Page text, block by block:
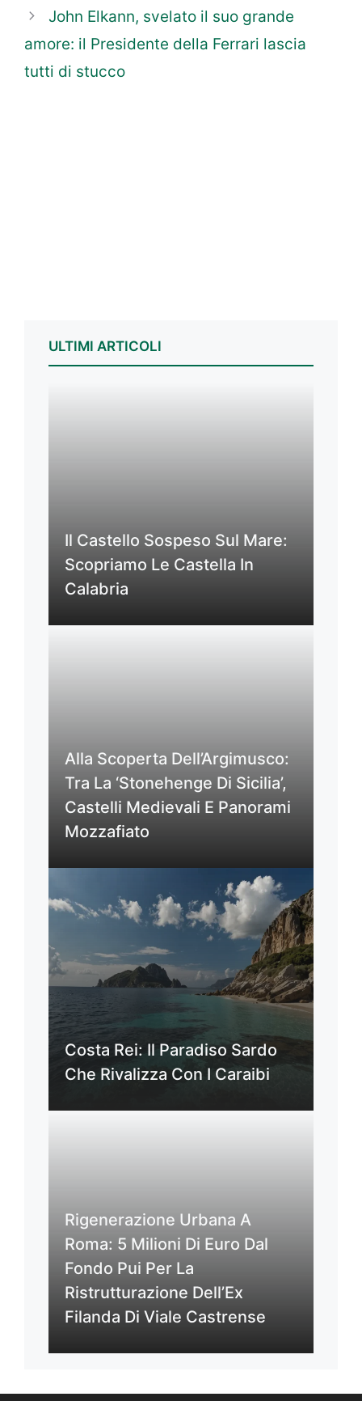
John Elkann, svelato il suo grande
amore: il Presidente della Ferrari lascia
tutti di stucco
ULTIMI ARTICOLI
Il Castello Sospeso Sul Mare:
Scopriamo Le Castella In
Calabria
Alla Scoperta Dell’Argimusco:
Tra La ‘Stonehenge Di Sicilia’,
Castelli Medievali E Panorami
Mozzafiato
Costa Rei: Il Paradiso Sardo
Che Rivalizza Con I Caraibi
Rigenerazione Urbana A
Roma: 5 Milioni Di Euro Dal
Fondo Pui Per La
Ristrutturazione Dell’Ex
Filanda Di Viale Castrense